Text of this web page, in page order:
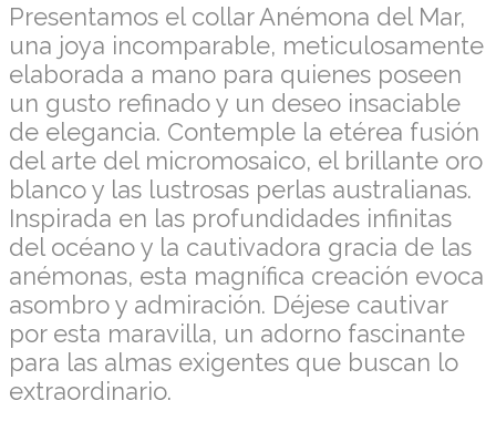
Presentamos el collar Anémona del Mar,
una joya incomparable, meticulosamente
elaborada a mano para quienes poseen
un gusto refinado y un deseo insaciable
de elegancia. Contemple la etérea fusión
del arte del micromosaico, el brillante oro
blanco y las lustrosas perlas australianas.
Inspirada en las profundidades infinitas
del océano y la cautivadora gracia de las
anémonas, esta magnífica creación evoca
asombro y admiración. Déjese cautivar
por esta maravilla, un adorno fascinante
para las almas exigentes que buscan lo
extraordinario.